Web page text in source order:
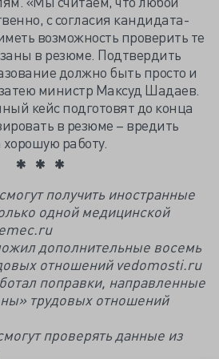
с согласия кандидата-
возможность проверить те
в резюме. Подтвердить
должно быть просто и
министр Максуд Шадаев.
кейс подготовят до конца
в резюме – вредить
хорошую работу.
получить иностранные
одной медицинской
дополнительные восемь
отношений vedomosti.ru
поправки, направленные
трудовых отношений
проверять данные из